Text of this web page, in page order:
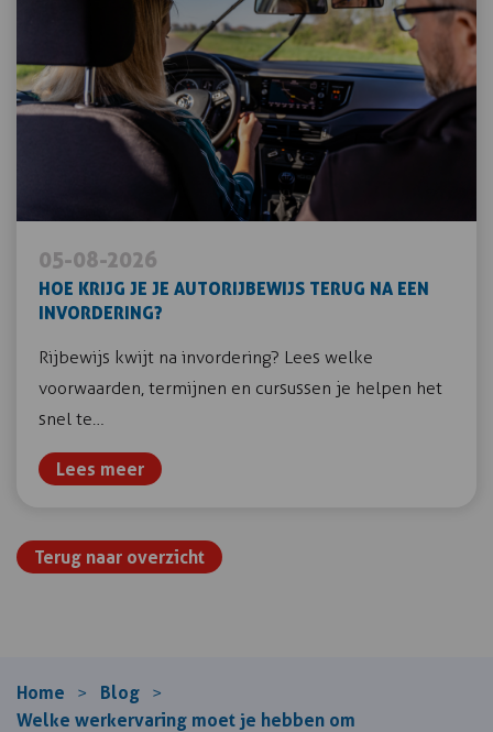
05-08-2026
HOE KRIJG JE JE AUTORIJBEWIJS TERUG NA EEN
INVORDERING?
Rijbewijs kwijt na invordering? Lees welke
voorwaarden, termijnen en cursussen je helpen het
snel te…
Lees meer
Terug naar overzicht
Home > Blog >
Welke werkervaring moet je hebben om